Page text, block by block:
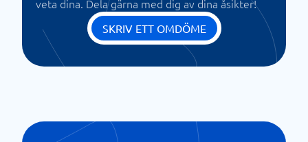
veta dina. Dela gärna med dig av dina åsikter!
SKRIV ETT OMDÖME